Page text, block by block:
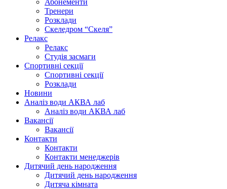
Абонементи
Тренери
Розклади
Скеледром “Скеля”
Релакс
Релакс
Студія засмаги
Спортивні секції
Спортивні секції
Розклади
Новини
Аналіз води АКВА лаб​
Аналіз води АКВА лаб​
Вакансії
Вакансії
Контакти
Контакти
Контакти менеджерів
Дитячий день народження
Дитячий день народження
Дитяча кімната